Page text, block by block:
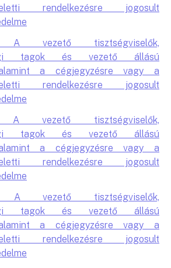
rendelkezésre jogosult
A vezető tisztségviselők,
tagok és vezető állású
a cégjegyzésre vagy a
rendelkezésre jogosult
A vezető tisztségviselők,
tagok és vezető állású
a cégjegyzésre vagy a
rendelkezésre jogosult
A vezető tisztségviselők,
tagok és vezető állású
a cégjegyzésre vagy a
rendelkezésre jogosult